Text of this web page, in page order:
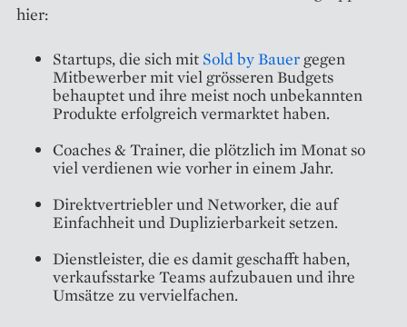
hier:
Startups, die sich mit Sold by Bauer gegen
Mitbewerber mit viel grösseren Budgets
behauptet und ihre meist noch unbekannten
Produkte erfolgreich vermarktet haben.
Coaches & Trainer, die plötzlich im Monat so
viel verdienen wie vorher in einem Jahr.
Direktvertriebler und Networker, die auf
Einfachheit und Duplizierbarkeit setzen.
Dienstleister, die es damit geschafft haben,
verkaufsstarke Teams aufzubauen und ihre
Umsätze zu vervielfachen.